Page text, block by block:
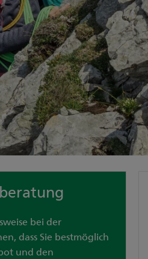
bei der
dass Sie bestmöglich
und den